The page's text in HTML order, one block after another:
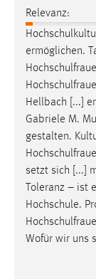
Relevanz:
ermöglichen.
Hellbach [...]
Gabriele M.
gestalten.
setzt sich [...]
Toleranz – ist
Hochschule.
Wofür wir uns
Chat
Name:
chat-
Zweck:
Wird
Cookie
Jahre,
Login